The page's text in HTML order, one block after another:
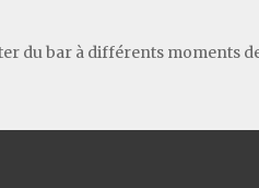
du bar à différents moments